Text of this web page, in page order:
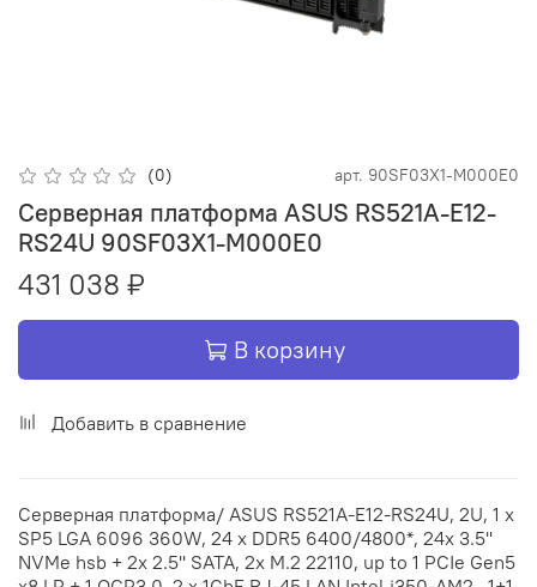
(0) арт. 90SF03X1-M000E0
Серверная платформа ASUS RS521A-E12-
RS24U 90SF03X1-M000E0
431 038 ₽
В корзину
Добавить в сравнение
Серверная платформа/ ASUS RS521A-E12-RS24U, 2U, 1 x
SP5 LGA 6096 360W, 24 x DDR5 6400/4800*, 24x 3.5''
NVMe hsb + 2x 2.5'' SATA, 2x M.2 22110, up to 1 PCIe Gen5